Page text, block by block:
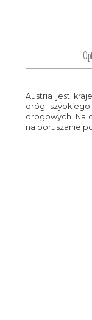
Austria jest
dróg
drogowych. Na
na poruszanie